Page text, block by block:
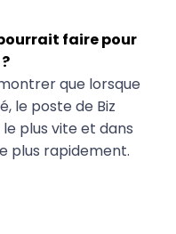
faire pour
que lorsque
le poste de Biz
plus vite et dans
plus rapidement.